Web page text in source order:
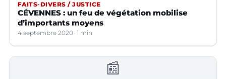
FAITS-DIVERS / JUSTICE
CÉVENNES : un feu de végétation mobilise
d’importants moyens
4 septembre 2020 1 min
📰